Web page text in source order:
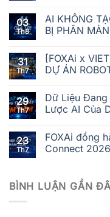
03
Th8
AI KHÔNG
BỊ PHÂN
31
Th7
[FOXAi x
DỰ ÁN
29
Th7
Dữ Liệu
Lược AI Của
23
Th7
FOXAi đồng
Connect 2026
BÌNH LUẬN GẦN